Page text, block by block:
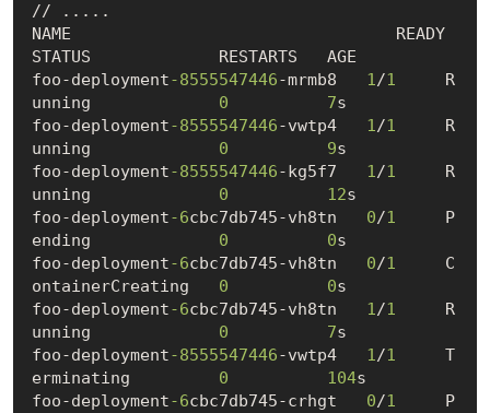
// .....
NAME                                 READY
STATUS             RESTARTS   AGE
foo-deployment-8555547446-mrmb8 1/1
     R
unning 0 7s
foo-deployment-8555547446-vwtp4 1/1
     R
unning 0 9s
foo-deployment-8555547446-kg5f7 1/1
     R
unning 0 12s
foo-deployment-6cbc7db745-vh8tn 0/1
     P
ending 0 0s
foo-deployment-6cbc7db745-vh8tn 0/1
     C
ontainerCreating 0 0s
foo-deployment-6cbc7db745-vh8tn 1/1
     R
unning 0 7s
foo-deployment-8555547446-vwtp4 1/1
     T
erminating 0 104s
foo-deployment-6cbc7db745-crhgt 0/1
     P